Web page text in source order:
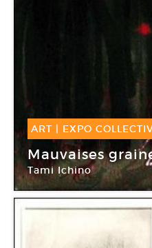
ART EXPO
05 Juil -30
Mauvaises
Tami Ichino
Topographie de l’art